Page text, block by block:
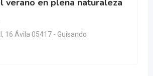
verano en plena naturaleza
16 Ávila 05417 - Guisando